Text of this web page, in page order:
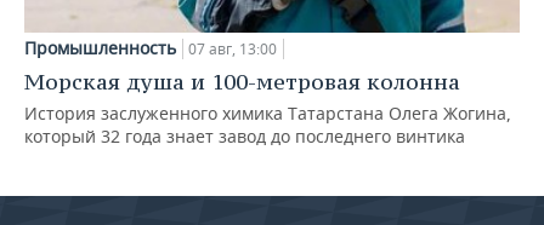
Промышленность 07 авг, 13:00
Морская душа и 100-метровая колонна
История заслуженного химика Татарстана Олега Жогина,
который 32 года знает завод до последнего винтика